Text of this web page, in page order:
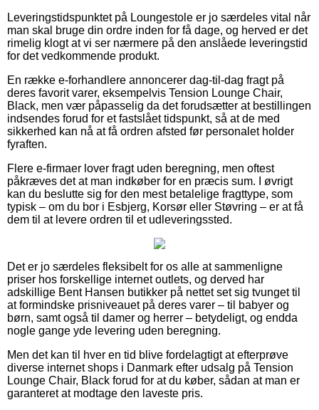
Leveringstidspunktet på Loungestole er jo særdeles vital når
man skal bruge din ordre inden for få dage, og herved er det
rimelig klogt at vi ser nærmere på den anslåede leveringstid
for det vedkommende produkt.
En række e-forhandlere annoncerer dag-til-dag fragt på
deres favorit varer, eksempelvis Tension Lounge Chair,
Black, men vær påpasselig da det forudsætter at bestillingen
indsendes forud for et fastslået tidspunkt, så at de med
sikkerhed kan nå at få ordren afsted før personalet holder
fyraften.
Flere e-firmaer lover fragt uden beregning, men oftest
påkræves det at man indkøber for en præcis sum. I øvrigt
kan du beslutte sig for den mest betalelige fragttype, som
typisk – om du bor i Esbjerg, Korsør eller Støvring – er at få
dem til at levere ordren til et udleveringssted.
Det er jo særdeles fleksibelt for os alle at sammenligne
priser hos forskellige internet outlets, og derved har
adskillige Bent Hansen butikker på nettet set sig tvunget til
at formindske prisniveauet på deres varer – til babyer og
børn, samt også til damer og herrer – betydeligt, og endda
nogle gange yde levering uden beregning.
Men det kan til hver en tid blive fordelagtigt at efterprøve
diverse internet shops i Danmark efter udsalg på Tension
Lounge Chair, Black forud for at du køber, sådan at man er
garanteret at modtage den laveste pris.